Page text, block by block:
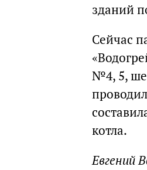
зданий
Сейчас
№4, 5,
котла.
Евгений